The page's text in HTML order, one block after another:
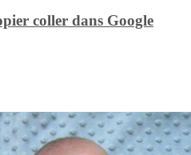
coller dans Google